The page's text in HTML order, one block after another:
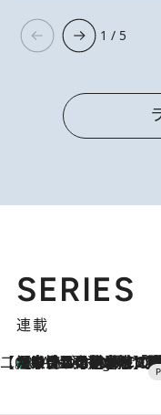
1 / 5
SERIES
連載
【CREA×星野リゾート】唯一無二。癒しと発見が
2 Hours Ago
【トンボの足水浴】ヒノキの香りに包まれて涼感マックス！約13℃の湧水かけ流しを避暑地「星野温泉 ト